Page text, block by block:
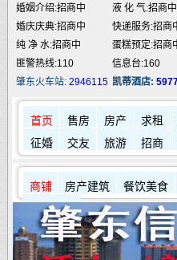
婚姻介绍:招商中
液 化 气:招商中
婚庆庆典:招商中
快递服务:招商
纯 净 水:招商中
蛋糕预定:招商
匪警热线:110
信息台:160
肇东火车站: 2946115 凯蒂酒店:
首页 售房 房产 求租
征婚
交友 旅游 招商
商铺 房产建筑 餐饮美食
其它店铺